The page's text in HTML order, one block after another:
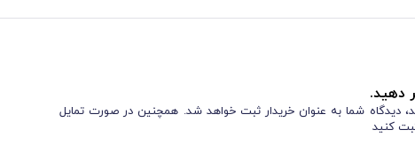
دهید.
دیدگاه شما به عنوان خریدار ثبت خواهد شد. همچنین در صورت تمایل
کنید